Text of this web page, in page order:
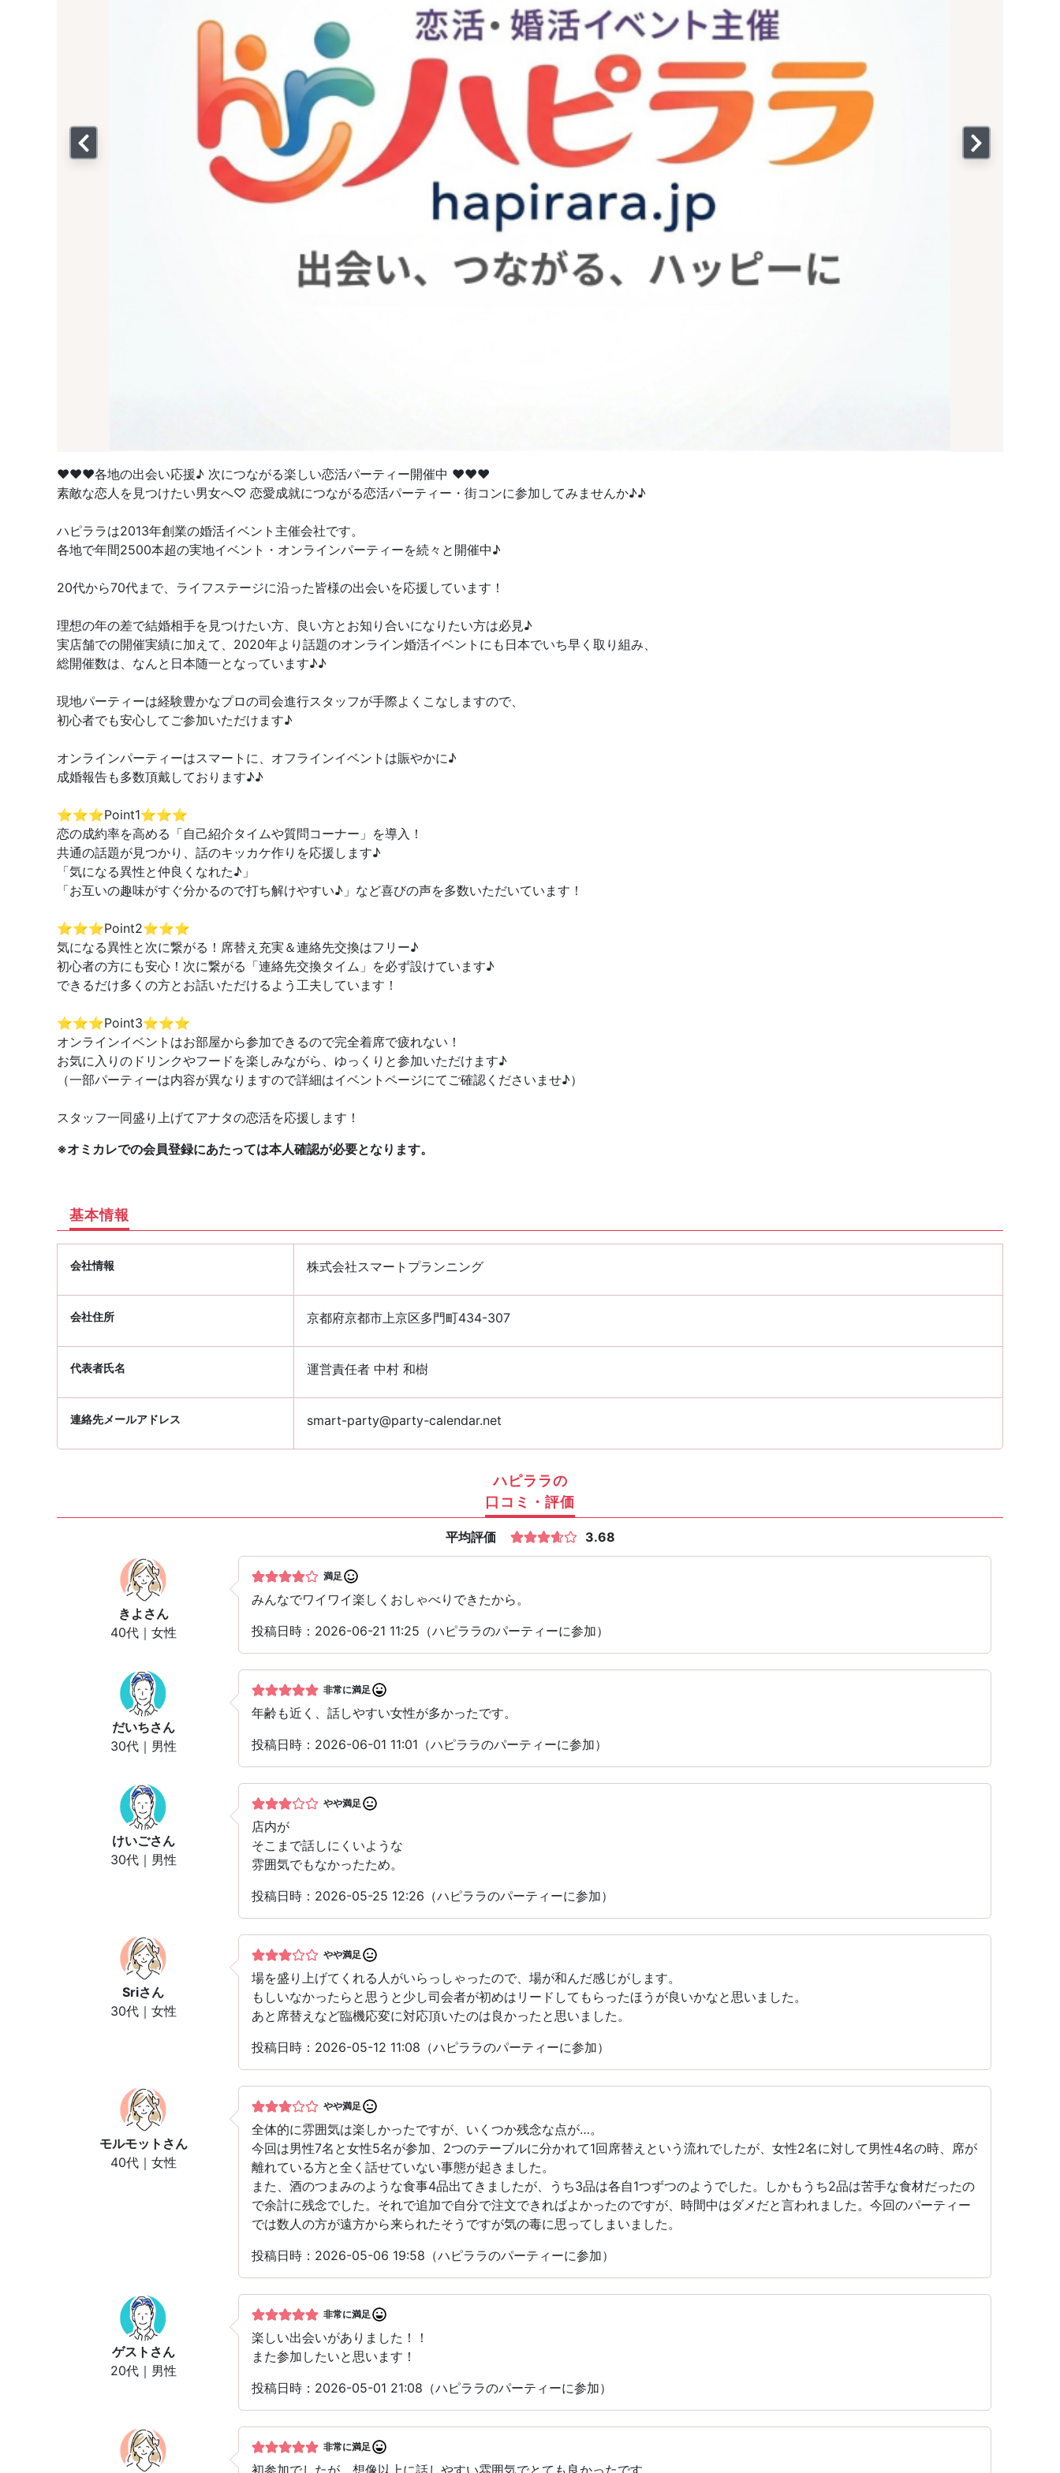
♥♥♥各地の出会い応援♪ 次につながる楽しい恋活パーティー開催中 ♥♥♥
素敵な恋人を見つけたい男女へ♡ 恋愛成就につながる恋活パーティー・街コンに参加してみませんか♪♪
ハピララは2013年創業の婚活イベント主催会社です。
各地で年間2500本超の実地イベント・オンラインパーティーを続々と開催中♪
20代から70代まで、ライフステージに沿った皆様の出会いを応援しています！
理想の年の差で結婚相手を見つけたい方、良い方とお知り合いになりたい方は必見♪
実店舗での開催実績に加えて、2020年より話題のオンライン婚活イベントにも日本でいち早く取り組み、
総開催数は、なんと日本随一となっています♪♪
現地パーティーは経験豊かなプロの司会進行スタッフが手際よくこなしますので、
初心者でも安心してご参加いただけます♪
オンラインパーティーはスマートに、オフラインイベントは賑やかに♪
成婚報告も多数頂戴しております♪♪
⭐️⭐️⭐️Point1⭐️⭐️⭐️
恋の成約率を高める「自己紹介タイムや質問コーナー」を導入！
共通の話題が見つかり、話のキッカケ作りを応援します♪
「気になる異性と仲良くなれた♪」
「お互いの趣味がすぐ分かるので打ち解けやすい♪」など喜びの声を多数いただいています！
⭐️⭐️⭐️Point2⭐️⭐️⭐️
気になる異性と次に繋がる！席替え充実＆連絡先交換はフリー♪
初心者の方にも安心！次に繋がる「連絡先交換タイム」を必ず設けています♪
できるだけ多くの方とお話いただけるよう工夫しています！
⭐️⭐️⭐️Point3⭐️⭐️⭐️
オンラインイベントはお部屋から参加できるので完全着席で疲れない！
お気に入りのドリンクやフードを楽しみながら、ゆっくりと参加いただけます♪
（一部パーティーは内容が異なりますので詳細はイベントページにてご確認くださいませ♪）
スタッフ一同盛り上げてアナタの恋活を応援します！
※オミカレでの会員登録にあたっては本人確認が必要となります。
基本情報
会社情報 株式会社スマートプランニング
会社住所 京都府京都市上京区多門町434-307
代表者氏名 運営責任者 中村 和樹
連絡先メールアドレス smart-party@party-calendar.net
ハピララの
口コミ・評価
平均評価 3.68
きよ さん
40代｜女性
満足
みんなでワイワイ楽しくおしゃべりできたから。
投稿日時：2026-06-21 11:25（ハピララのパーティーに参加）
だいちさん
30代｜男性
非常に満足
年齢も近く、話しやすい女性が多かったです。
投稿日時：2026-06-01 11:01（ハピララのパーティーに参加）
けいごさん
30代｜男性
やや満足
店内が
そこまで話しにくいような
雰囲気でもなかったため。
投稿日時：2026-05-25 12:26（ハピララのパーティーに参加）
Sriさん
30代｜女性
やや満足
場を盛り上げてくれる人がいらっしゃったので、場が和んだ感じがします。
もしいなかったらと思うと少し司会者が初めはリードしてもらったほうが良いかなと思いました。
あと席替えなど臨機応変に対応頂いたのは良かったと思いました。
投稿日時：2026-05-12 11:08（ハピララのパーティーに参加）
モルモット さん
40代｜女性
やや満足
全体的に雰囲気は楽しかったですが、いくつか残念な点が…。
今回は男性7名と女性5名が参加、2つのテーブルに分かれて1回席替えという流れでしたが、女性2名に対して男性4名の時、席が
離れている方と全く話せていない事態が起きました。
また、酒のつまみのような食事4品出てきましたが、うち3品は各自1つずつのようでした。しかもうち2品は苦手な食材だったの
で余計に残念でした。それで追加で自分で注文できればよかったのですが、時間中はダメだと言われました。今回のパーティー
では数人の方が遠方から来られたそうですが気の毒に思ってしまいました。
投稿日時：2026-05-06 19:58（ハピララのパーティーに参加）
ゲスト さん
20代｜男性
非常に満足
楽しい出会いがありました！！
また参加したいと思います！
投稿日時：2026-05-01 21:08（ハピララのパーティーに参加）
非常に満足
初参加でしたが、想像以上に話しやすい雰囲気でとても良かったです。